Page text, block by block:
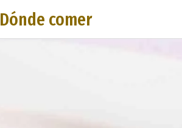
Dónde comer